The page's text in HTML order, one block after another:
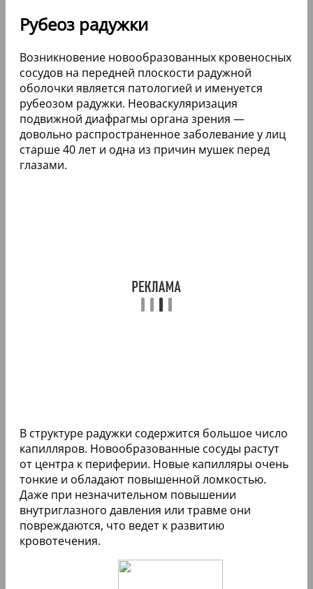
Рубеоз радужки
Возникновение новообразованных кровеносных
сосудов на передней плоскости радужной
оболочки является патологией и именуется
рубеозом радужки. Неоваскуляризация
подвижной диафрагмы органа зрения —
довольно распространенное заболевание у лиц
старше 40 лет и одна из причин мушек перед
глазами.
В структуре радужки содержится большое число
капилляров. Новообразованные сосуды растут
от центра к периферии. Новые капилляры очень
тонкие и обладают повышенной ломкостью.
Даже при незначительном повышении
внутриглазного давления или травме они
повреждаются, что ведет к развитию
кровотечения.